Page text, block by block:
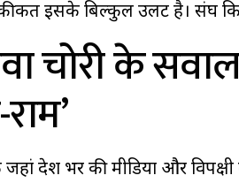
इसके बिल्कुल उलट है। संघ
चोरी के
देश भर की मीडिया और